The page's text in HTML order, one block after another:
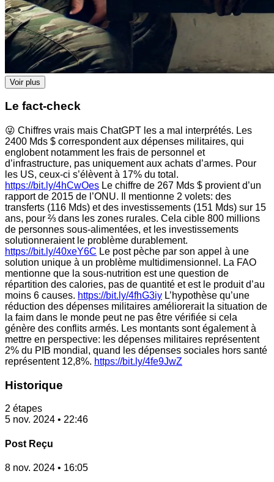
Voir plus
Le fact-check
😜 Chiffres vrais mais ChatGPT les a mal interprétés. Les
2400 Mds $ correspondent aux dépenses militaires, qui
englobent notamment les frais de personnel et
d’infrastructure, pas uniquement aux achats d’armes. Pour
les US, ceux-ci s’élèvent à 17% du total.
https://bit.ly/4hCwOes Le chiffre de 267 Mds $ provient d’un
rapport de 2015 de l’ONU. Il mentionne 2 volets: des
transferts (116 Mds) et des investissements (151 Mds) sur 15
ans, pour ⅔ dans les zones rurales. Cela cible 800 millions
de personnes sous-alimentées, et les investissements
solutionneraient le problème durablement.
https://bit.ly/40xeY6C Le post pèche par son appel à une
solution unique à un problème multidimensionnel. La FAO
mentionne que la sous-nutrition est une question de
répartition des calories, pas de quantité et est le produit d’au
moins 6 causes. https://bit.ly/4fhG3iy L’hypothèse qu’une
réduction des dépenses militaires améliorerait la situation de
la faim dans le monde peut ne pas être vérifiée si cela
génère des conflits armés. Les montants sont également à
mettre en perspective: les dépenses militaires représentent
2% du PIB mondial, quand les dépenses sociales hors santé
représentent 12,8%. https://bit.ly/4fe9JwZ
Historique
2 étapes
5 nov. 2024 • 22:46
Post Reçu
8 nov. 2024 • 16:05